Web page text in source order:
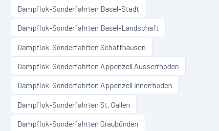
Dampflok-Sonderfahrten Basel-Stadt
Dampflok-Sonderfahrten Basel-Landschaft
Dampflok-Sonderfahrten Schaffhausen
Dampflok-Sonderfahrten Appenzell Ausserrhoden
Dampflok-Sonderfahrten Appenzell Innerrhoden
Dampflok-Sonderfahrten St. Gallen
Dampflok-SonderfahrtenGraubünden